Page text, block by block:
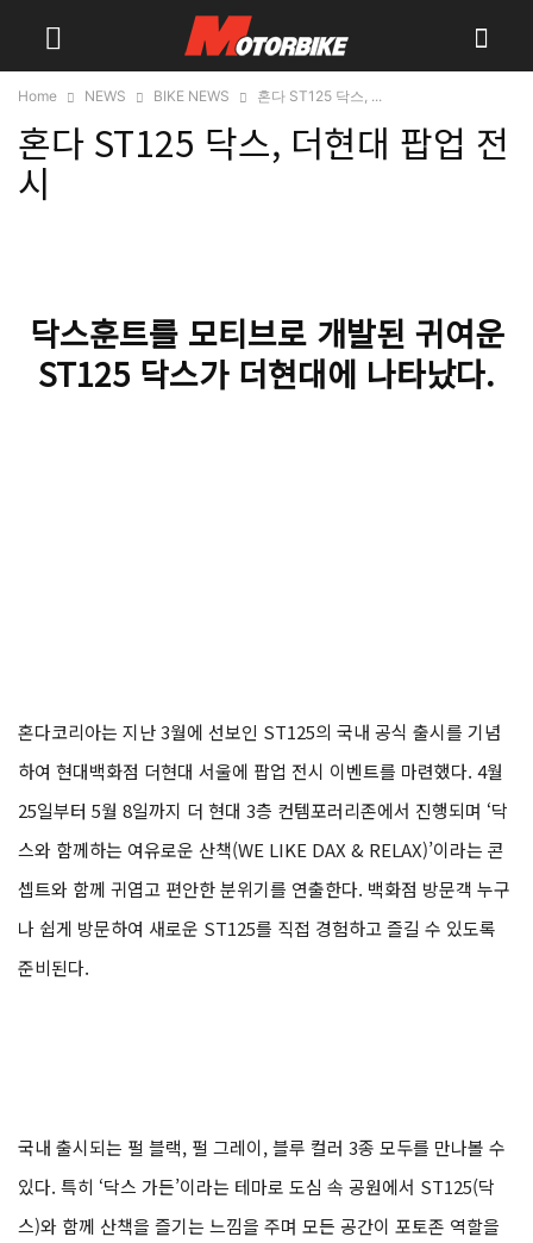
Home NEWS BIKE NEWS 혼다 ST125 닥스, ...
혼다 ST125 닥스, 더현대 팝업 전
시
닥스훈트를 모티브로 개발된 귀여운
ST125 닥스가 더현대에 나타났다.
혼다코리아는 지난 3월에 선보인 ST125의 국내 공식 출시를 기념
하여 현대백화점 더현대 서울에 팝업 전시 이벤트를 마련했다. 4월
25일부터 5월 8일까지 더 현대 3층 컨템포러리존에서 진행되며 ‘닥
스와 함께하는 여유로운 산책(WE LIKE DAX & RELAX)’이라는 콘
셉트와 함께 귀엽고 편안한 분위기를 연출한다. 백화점 방문객 누구
나 쉽게 방문하여 새로운 ST125를 직접 경험하고 즐길 수 있도록
준비된다.
국내 출시되는 펄 블랙, 펄 그레이, 블루 컬러 3종 모두를 만나볼 수
있다. 특히 ‘닥스 가든’이라는 테마로 도심 속 공원에서 ST125(닥
스)와 함께 산책을 즐기는 느낌을 주며 모든 공간이 포토존 역할을